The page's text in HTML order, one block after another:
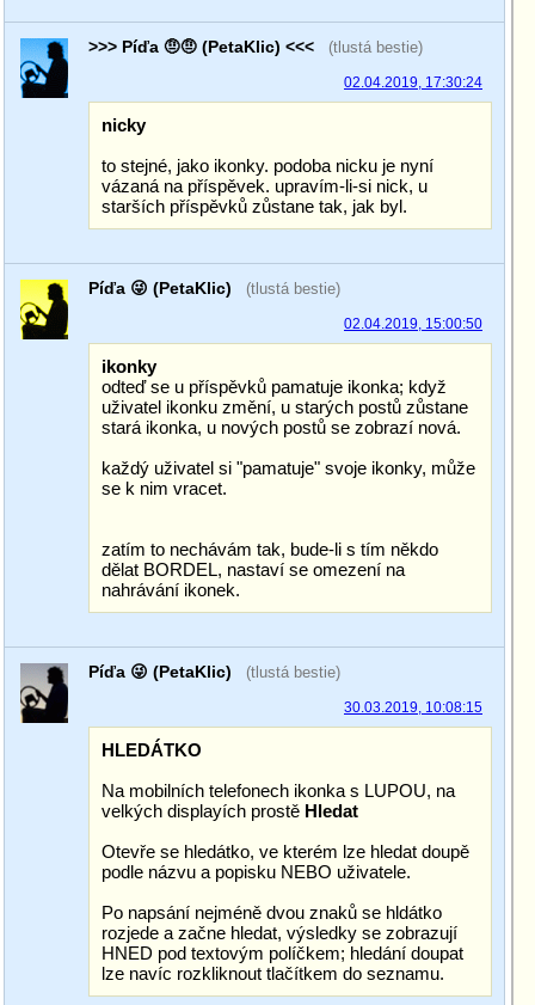
>>> Píďa 🤨🤨 (PetaKlic) <<< (tlustá bestie)
02.04.2019, 17:30:24
nicky
to stejné, jako ikonky. podoba nicku je nyní
vázaná na příspěvek. upravím-li-si nick, u
starších příspěvků zůstane tak, jak byl.
Píďa 😜 (PetaKlic) (tlustá bestie)
02.04.2019, 15:00:50
ikonky
odteď se u příspěvků pamatuje ikonka; když
uživatel ikonku změní, u starých postů zůstane
stará ikonka, u nových postů se zobrazí nová.
každý uživatel si "pamatuje" svoje ikonky, může
se k nim vracet.
zatím to nechávám tak, bude-li s tím někdo
dělat BORDEL, nastaví se omezení na
nahrávání ikonek.
Píďa 😜 (PetaKlic) (tlustá bestie)
30.03.2019, 10:08:15
HLEDÁTKO
Na mobilních telefonech ikonka s LUPOU, na
velkých displayích prostě Hledat
Otevře se hledátko, ve kterém lze hledat doupě
podle názvu a popisku NEBO uživatele.
Po napsání nejméně dvou znaků se hldátko
rozjede a začne hledat, výsledky se zobrazují
HNED pod textovým políčkem; hledání doupat
lze navíc rozkliknout tlačítkem do seznamu.